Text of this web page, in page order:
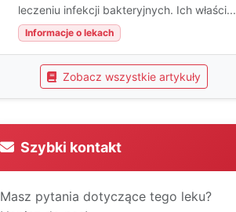
leczeniu infekcji bakteryjnych. Ich właści...
Informacje o lekach
Zobacz wszystkie artykuły
Szybki kontakt
Masz pytania dotyczące tego leku?